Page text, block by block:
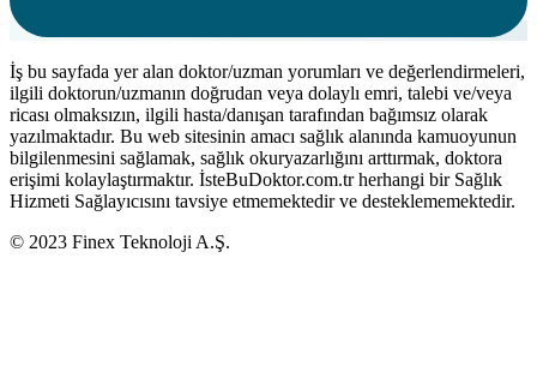
İş bu sayfada yer alan doktor/uzman yorumları ve değerlendirmeleri,
ilgili doktorun/uzmanın doğrudan veya dolaylı emri, talebi ve/veya
ricası olmaksızın, ilgili hasta/danışan tarafından bağımsız olarak
yazılmaktadır. Bu web sitesinin amacı sağlık alanında kamuoyunun
bilgilenmesini sağlamak, sağlık okuryazarlığını arttırmak, doktora
erişimi kolaylaştırmaktır. İsteBuDoktor.com.tr herhangi bir Sağlık
Hizmeti Sağlayıcısını tavsiye etmemektedir ve desteklememektedir.
© 2023 Finex Teknoloji A.Ş.